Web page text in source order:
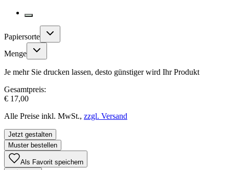
Papiersorte
Menge
Je mehr Sie drucken lassen, desto günstiger wird Ihr Produkt
Gesamtpreis:
€ 17,00
Alle Preise inkl. MwSt., zzgl. Versand
Jetzt gestalten
Muster bestellen
Als Favorit speichern